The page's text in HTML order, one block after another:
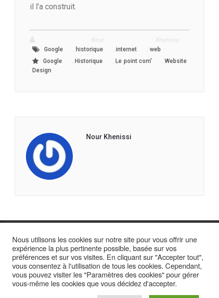
il l’a construit.
Google
historique internet
web
Google
,Historique ,Le point com' ,Website
Design
Nour Khenissi
Nous utilisons les cookies sur notre site pour vous offrir une
expérience la plus pertinente possible, basée sur vos
préférences et sur vos visites. En cliquant sur "Accepter tout",
vous consentez à l'utilisation de tous les cookies. Cependant,
vous pouvez visiter les "Paramètres des cookies" pour gérer
vous-même les cookies que vous décidez d'accepter.